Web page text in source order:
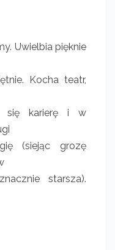
Uwielbia pięknie
Kocha teatr,
się karierę i w
(siejąc grozę
starsza).